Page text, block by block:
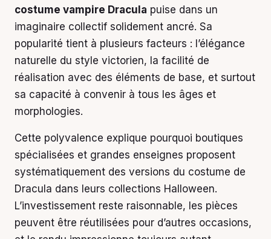
costume vampire Dracula puise dans un
imaginaire collectif solidement ancré. Sa
popularité tient à plusieurs facteurs : l’élégance
naturelle du style victorien, la facilité de
réalisation avec des éléments de base, et surtout
sa capacité à convenir à tous les âges et
morphologies.
Cette polyvalence explique pourquoi boutiques
spécialisées et grandes enseignes proposent
systématiquement des versions du costume de
Dracula dans leurs collections Halloween.
L’investissement reste raisonnable, les pièces
peuvent être réutilisées pour d’autres occasions,